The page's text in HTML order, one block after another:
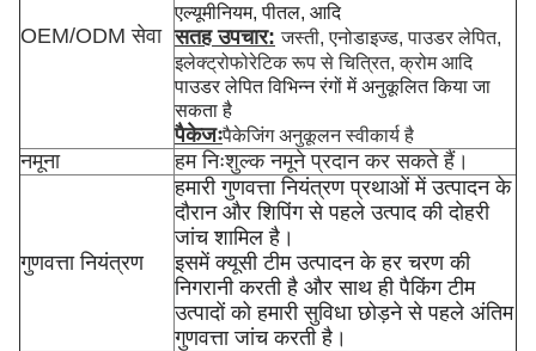
OEM/ODM सेवा
एल्यूमीनियम, पीतल, आदि
सतह उपचार: जस्ती, एनोडाइज्ड, पाउडर लेपित,
इलेक्ट्रोफोरेटिक रूप से चित्रित, क्रोम आदि
पाउडर लेपित विभिन्न रंगों में अनुकूलित किया जा
सकता है
पैकेजःपैकेजिंग अनुकूलन स्वीकार्य है
नमूना हम निःशुल्क नमूने प्रदान कर सकते हैं।
गुणवत्ता नियंत्रण
हमारी गुणवत्ता नियंत्रण प्रथाओं में उत्पादन के
दौरान और शिपिंग से पहले उत्पाद की दोहरी
जांच शामिल है।
इसमें क्यूसी टीम उत्पादन के हर चरण की
निगरानी करती है और साथ ही पैकिंग टीम
उत्पादों को हमारी सुविधा छोड़ने से पहले अंतिम
गुणवत्ता जांच करती है।